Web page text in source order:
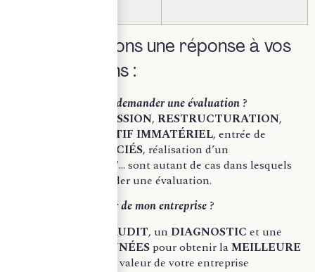
Nous apportons une réponse à vos
interrogations :
Dans quels cas demander une évaluation ?
CESSION, RESTRUCTURATION,
ACTIF IMMATÉRIEL, entrée de
NOUVEAUX ASSOCIÉS, réalisation d’un
INVESTISSEMENT… sont autant de cas dans lesquels
vous pouvez demander une évaluation.
Quelle est la valeur de mon entreprise ?
AUDIT, un DIAGNOSTIC et une
ANALYSE DE DONNÉES pour obtenir laMEILLEURE
de la valeur de votre entreprise